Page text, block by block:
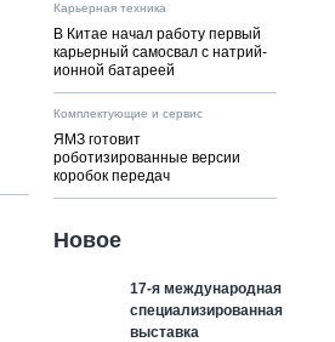
Карьерная техника
В Китае начал работу первый
карьерный самосвал с натрий-
ионной батареей
Комплектующие и сервис
ЯМЗ готовит
роботизированные версии
коробок передач
Новое
17-я международная
специализированная
выставка